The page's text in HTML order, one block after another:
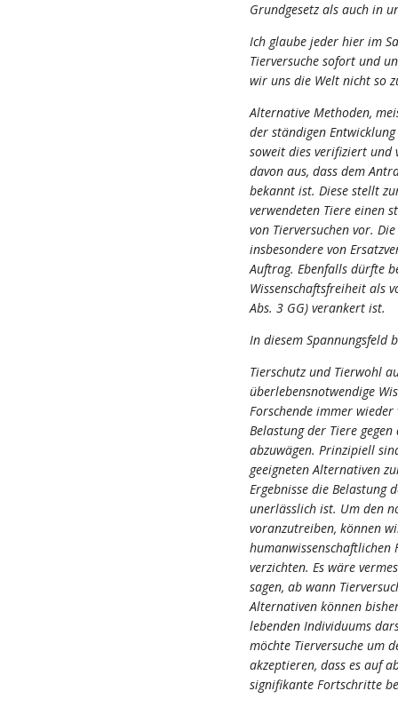
Grundgesetz als auch in
Ich glaube jeder hier im
Tierversuche sofort und
wir uns die Welt nicht so
Alternative Methoden,
der ständigen
soweit dies verifiziert und
davon aus, dass dem
bekannt ist. Diese stellt
verwendeten Tiere einen
von Tierversuchen vor.
insbesondere von
Auftrag. Ebenfalls dürfte
Wissenschaftsfreiheit als
Abs. 3 GG) verankert ist.
In diesem Spannungsfeld
Tierschutz und Tierwohl
überlebensnotwendige
Forschende immer
Belastung der Tiere
abzuwägen. Prinzipiell
geeigneten Alternativen
Ergebnisse die Belastung
unerlässlich ist. Um den
voranzutreiben, können
humanwissenschaftlichen
verzichten. Es wäre
sagen, ab wann
Alternativen können
lebenden Individuums
möchte Tierversuche um
akzeptieren, dass es auf
signifikante Fortschritte